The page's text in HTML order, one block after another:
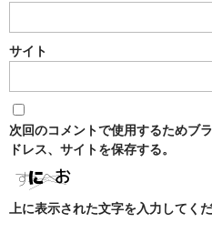
サイト
次回のコメントで使用するためブ
ドレス、サイトを保存する。
上に表示された文字を入力してくだ